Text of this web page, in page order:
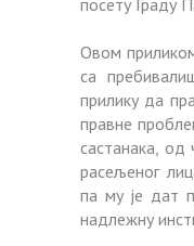
посету Граду
Овом
са
прилику да
правне
састанака, од
расељеног
па му је дат
надлежну